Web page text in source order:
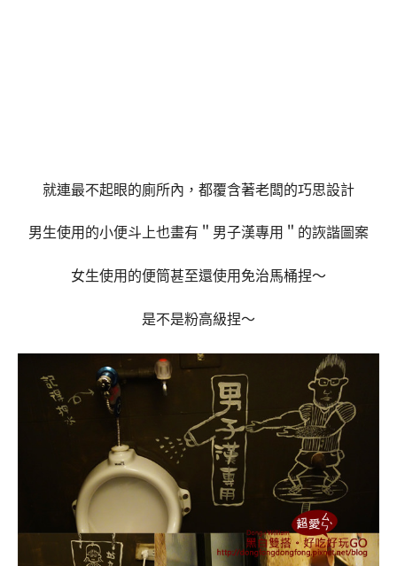
就連最不起眼的廁所內，都覆含著老闆的巧思設計
男生使用的小便斗上也畫有＂男子漢專用＂的詼諧圖案
女生使用的便筒甚至還使用免治馬桶捏～
是不是粉高級捏～